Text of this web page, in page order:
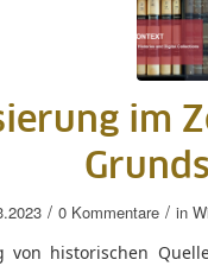
im
/ 0 Kommentare / in
von historischen